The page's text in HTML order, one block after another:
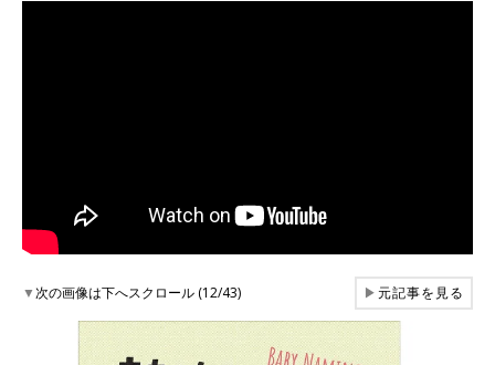
▼次の画像は下へスクロール (12/43) ▶元記事を見る